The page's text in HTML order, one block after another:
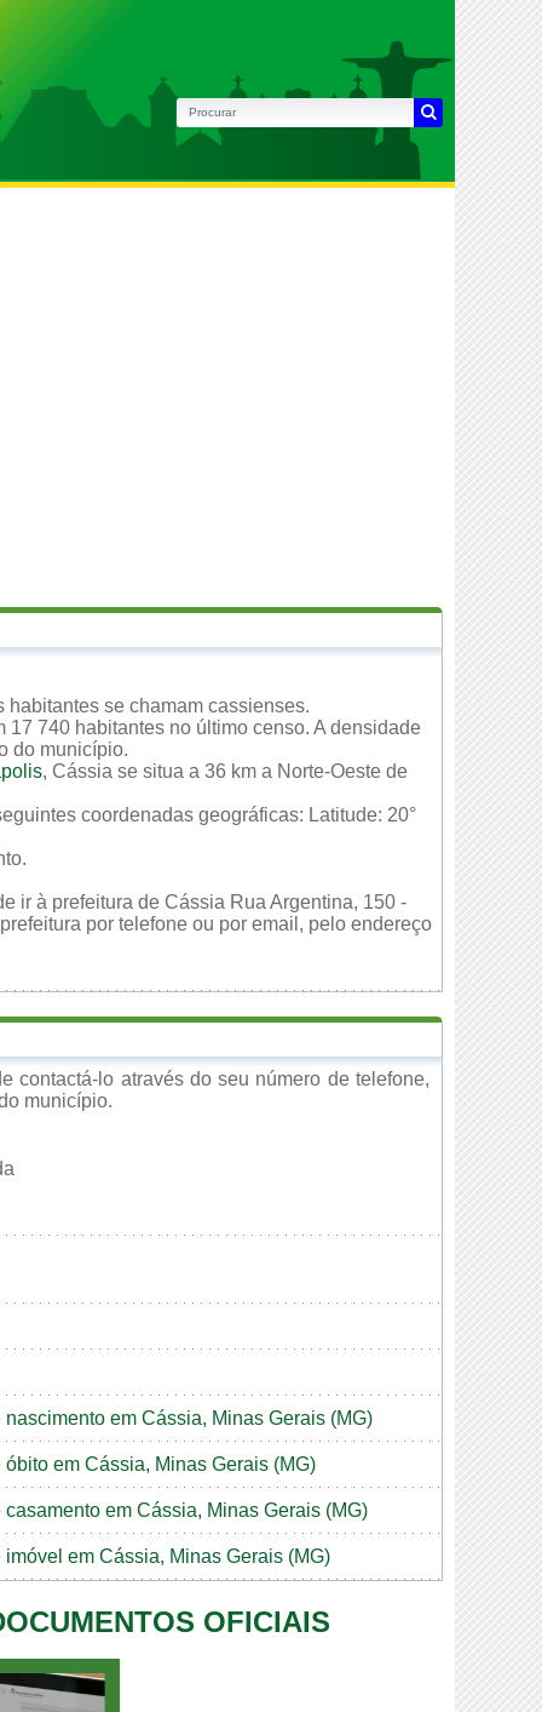
habitantes se chamam cassienses.
17 740 habitantes no último censo. A densidade
do município.
, Cássia se situa a 36 km a Norte-Oeste de
coordenadas geográficas: Latitude: 20°
ir à prefeitura de Cássia Rua Argentina, 150 -
por telefone ou por email, pelo endereço
contactá-lo através do seu número de telefone,
município.
em Cássia, Minas Gerais (MG)
em Cássia, Minas Gerais (MG)
em Cássia, Minas Gerais (MG)
em Cássia, Minas Gerais (MG)
OFICIAIS